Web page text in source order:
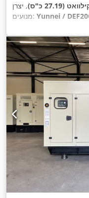
, יצרן
מנועים: Yunnei /